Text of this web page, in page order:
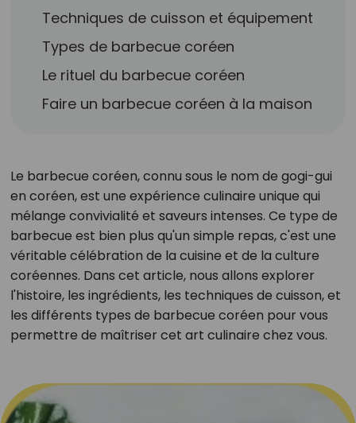
Techniques de cuisson et équipement
Types de barbecue coréen
Le rituel du barbecue coréen
Faire un barbecue coréen à la maison
Le barbecue coréen, connu sous le nom de gogi-gui
en coréen, est une expérience culinaire unique qui
mélange convivialité et saveurs intenses. Ce type de
barbecue est bien plus qu'un simple repas, c'est une
véritable célébration de la cuisine et de la culture
coréennes. Dans cet article, nous allons explorer
l'histoire, les ingrédients, les techniques de cuisson, et
les différents types de barbecue coréen pour vous
permettre de maîtriser cet art culinaire chez vous.